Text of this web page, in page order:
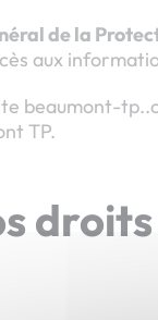
de la
aux
beaumont-
TP.